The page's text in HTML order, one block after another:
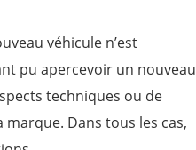
véhicule n’est
pu apercevoir un nouveau
techniques ou de
Dans tous les cas,